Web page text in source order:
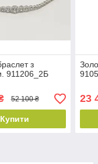
з
911206_2Б
52 100 ₴
Купити
23